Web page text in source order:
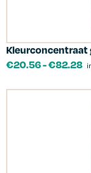
Kleurconcentraat
€20.56-€82.28